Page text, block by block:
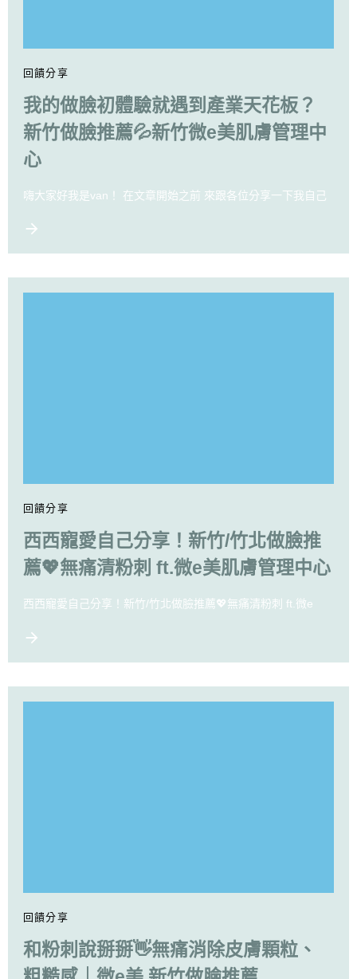
回饋分享
我的做臉初體驗就遇到產業天花板？
新竹做臉推薦💦新竹微e美肌膚管理中
心
嗨大家好我是van！ 在文章開始之前 來跟各位分享一下我自己
回饋分享
西西寵愛自己分享！新竹/竹北做臉推
薦💖無痛清粉刺 ft.微e美肌膚管理中心
西西寵愛自己分享！新竹/竹北做臉推薦💖無痛清粉刺 ft.微e
回饋分享
和粉刺說掰掰👋無痛消除皮膚顆粒、